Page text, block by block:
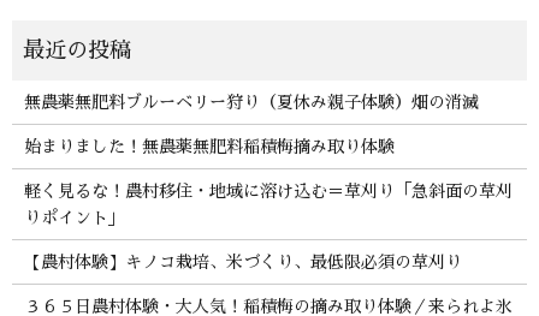
無農薬無肥料ブルーベリー狩り（夏休み親子体験）畑の消滅
始まりました！無農薬無肥料稲積梅摘み取り体験
軽く見るな！農村移住・地域に溶け込む＝草刈り「急斜面の草刈
りポイント」
【農村体験】キノコ栽培、米づくり、最低限必須の草刈り
３６５日農村体験・大人気！稲積梅の摘み取り体験／来られよ氷